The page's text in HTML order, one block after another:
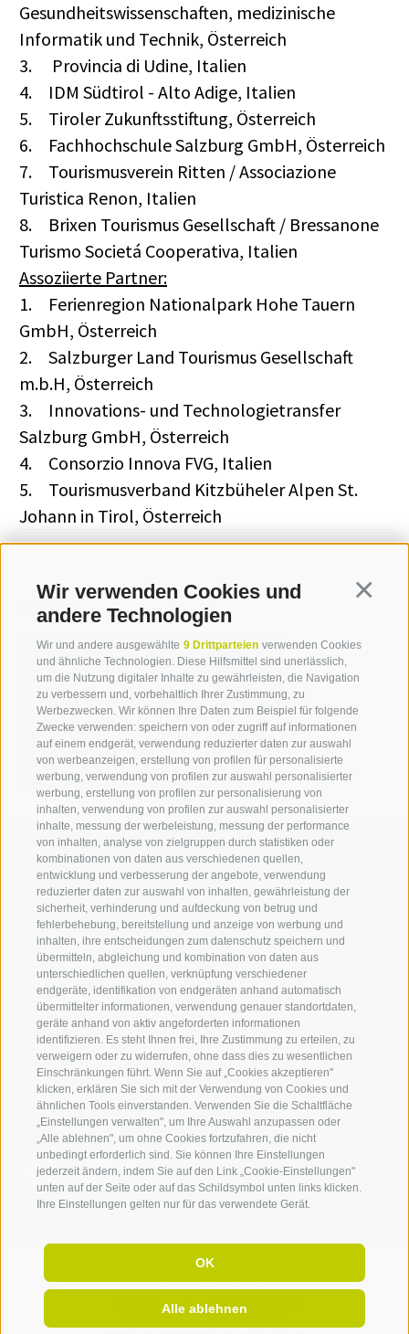
Wir verwenden Cookies und
andere Technologien
Wir und andere ausgewählte 9 Drittparteien verwenden Cookies
und ähnliche Technologien. Diese Hilfsmittel sind unerlässlich,
um die Nutzung digitaler Inhalte zu gewährleisten, die Navigation
zu verbessern und, vorbehaltlich Ihrer Zustimmung, zu
Werbezwecken. Wir können Ihre Daten zum Beispiel für folgende
Zwecke verwenden: speichern von oder zugriff auf informationen
auf einem endgerät, verwendung reduzierter daten zur auswahl
von werbeanzeigen, erstellung von profilen für personalisierte
werbung, verwendung von profilen zur auswahl personalisierter
werbung, erstellung von profilen zur personalisierung von
inhalten, verwendung von profilen zur auswahl personalisierter
inhalte, messung der werbeleistung, messung der performance
von inhalten, analyse von zielgruppen durch statistiken oder
kombinationen von daten aus verschiedenen quellen,
entwicklung und verbesserung der angebote, verwendung
reduzierter daten zur auswahl von inhalten, gewährleistung der
sicherheit, verhinderung und aufdeckung von betrug und
fehlerbehebung, bereitstellung und anzeige von werbung und
inhalten, ihre entscheidungen zum datenschutz speichern und
übermitteln, abgleichung und kombination von daten aus
unterschiedlichen quellen, verknüpfung verschiedener
endgeräte, identifikation von endgeräten anhand automatisch
übermittelter informationen, verwendung genauer standortdaten,
geräte anhand von aktiv angeforderten informationen
identifizieren. Es steht Ihnen frei, Ihre Zustimmung zu erteilen, zu
verweigern oder zu widerrufen, ohne dass dies zu wesentlichen
Einschränkungen führt. Wenn Sie auf „Cookies akzeptieren"
klicken, erklären Sie sich mit der Verwendung von Cookies und
ähnlichen Tools einverstanden. Verwenden Sie die Schaltfläche
„Einstellungen verwalten", um Ihre Auswahl anzupassen oder
„Alle ablehnen", um ohne Cookies fortzufahren, die nicht
unbedingt erforderlich sind. Sie können Ihre Einstellungen
jederzeit ändern, indem Sie auf den Link „Cookie-Einstellungen"
unten auf der Seite oder auf das Schildsymbol unten links klicken.
Ihre Einstellungen gelten nur für das verwendete Gerät.
OK
Alle ablehnen
Gesundheitswissenschaften, medizinische
Informatik und Technik, Österreich
3.
Provincia di Udine, Italien
4.
IDM Südtirol - Alto Adige, Italien
5.
Tiroler Zukunftsstiftung, Österreich
6.
Fachhochschule Salzburg GmbH, Österreich
7.
Tourismusverein Ritten / Associazione
Turistica Renon, Italien
8.
Brixen Tourismus Gesellschaft / Bressanone
Turismo Societá Cooperativa, Italien
Assoziierte Partner:
1.
Ferienregion Nationalpark Hohe Tauern
GmbH, Österreich
2.
Salzburger Land Tourismus Gesellschaft
m.b.H, Österreich
3.
Innovations- und Technologietransfer
Salzburg GmbH, Österreich
4.
Consorzio Innova FVG, Italien
5.
Tourismusverband Kitzbüheler Alpen St.
Johann in Tirol, Österreich
Kontakt
Sabine Schnarf
T +39 0471 094 233
sabine.schnarf[at]idm-
suedtirol.com
Kontaktieren Sie uns
IDM Südtirol - Alto Adige
+39 0471 094 000
info[at]idm-suedtirol.com
idm[at]pec.idm-suedtirol.com
SCHREIBEN SIE UNS!
HIER FINDEN SIE UNS
Rechnungsadresse:
Pfarrplatz 11,I-39100
MwSt. Nr.: IT 02521490215 |